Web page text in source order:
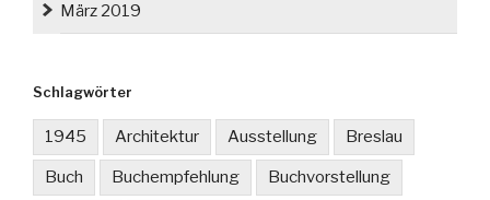
März 2019
Schlagwörter
1945 Architektur Ausstellung Breslau
Buch Buchempfehlung Buchvorstellung